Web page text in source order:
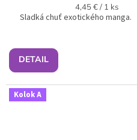
Jednotková
cena:
4,45 € / 1 ks
DETAIL
Sladká chuť exotického manga.
Kolok A